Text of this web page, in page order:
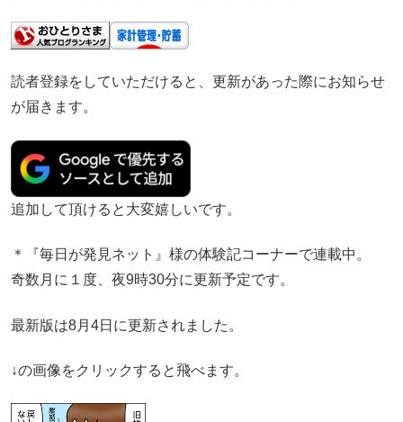
読者登録をしていただけると、更新があった際にお知らせ
が届きます。
追加して頂けると大変嬉しいです。
＊『毎日が発見ネット』様の体験記コーナーで連載中。
奇数月に１度、夜9時30分に更新予定です。
最新版は8月4日に更新されました。
↓の画像をクリックすると飛べます。